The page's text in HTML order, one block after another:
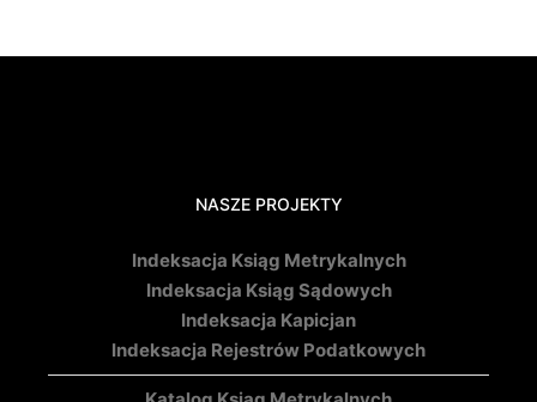
NASZE PROJEKTY
Indeksacja Ksiąg Metrykalnych
Indeksacja Ksiąg Sądowych
Indeksacja Kapicjan
Indeksacja Rejestrów Podatkowych